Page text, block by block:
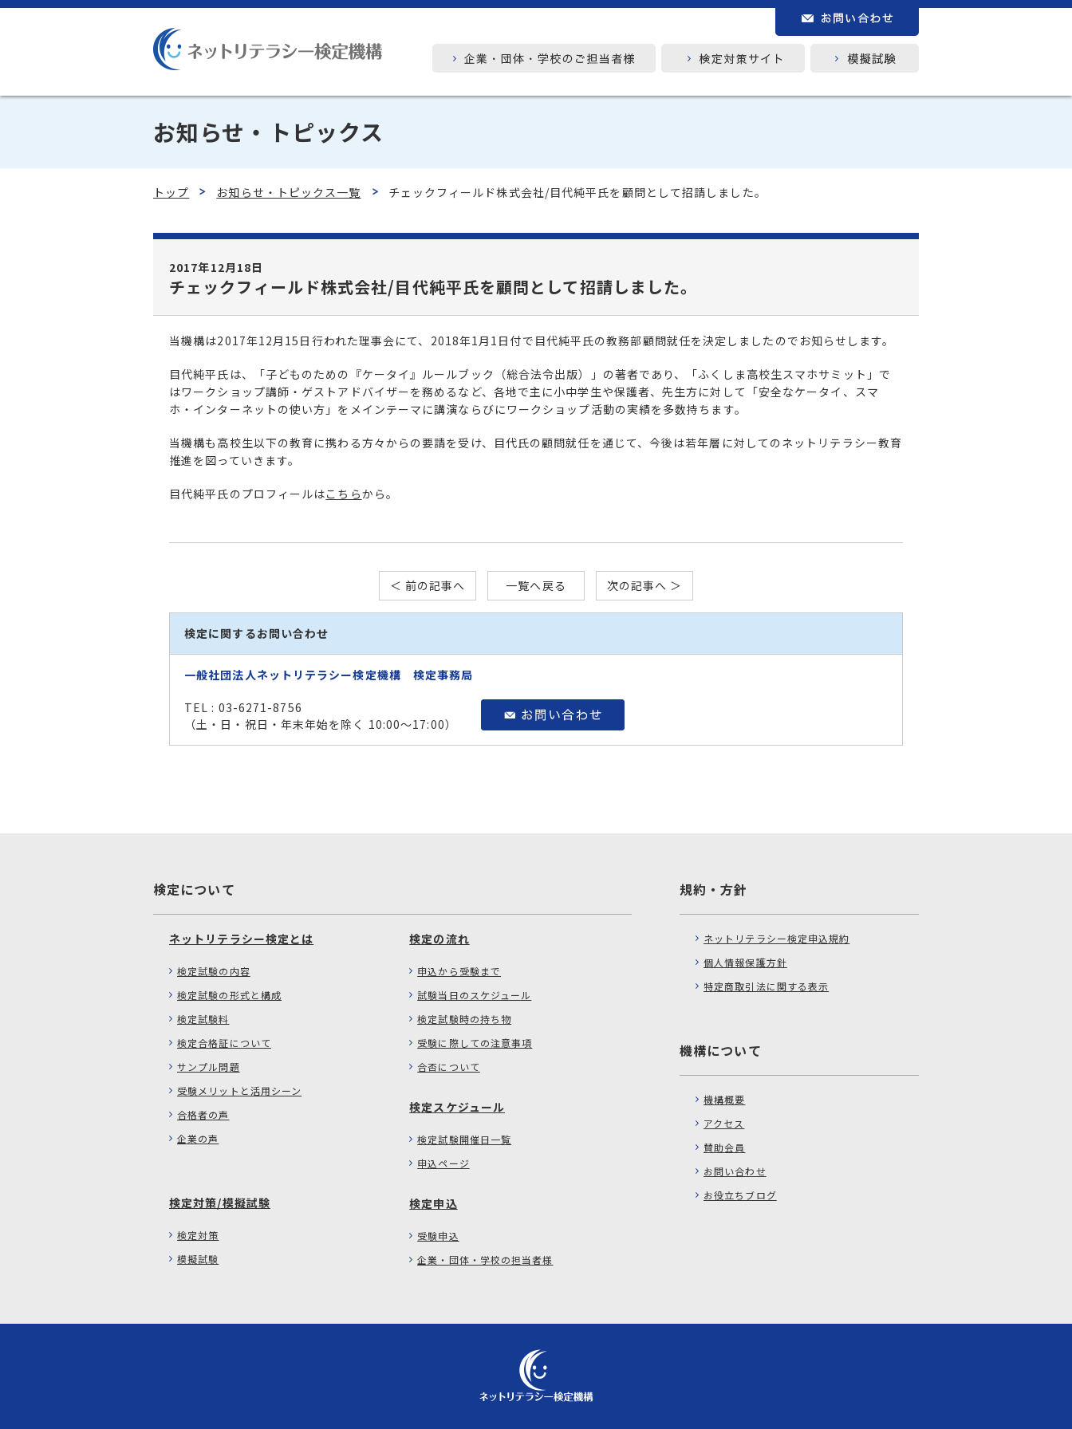
お知らせ・トピックス
トップ お知らせ・トピックス一覧 チェックフィールド株式会社/目代純平氏を顧問として招請しました。
2017年12月18日
チェックフィールド株式会社/目代純平氏を顧問として招請しました。
当機構は2017年12月15日行われた理事会にて、2018年1月1日付で目代純平氏の教務部顧問就任を決定しましたのでお知らせします。
目代純平氏は、「子どものための『ケータイ』ルールブック（総合法令出版）」の著者であり、「ふくしま高校生スマホサミット」で
はワークショップ講師・ゲストアドバイザーを務めるなど、各地で主に小中学生や保護者、先生方に対して「安全なケータイ、スマ
ホ・インターネットの使い方」をメインテーマに講演ならびにワークショップ活動の実績を多数持ちます。
当機構も高校生以下の教育に携わる方々からの要請を受け、目代氏の顧問就任を通じて、今後は若年層に対してのネットリテラシー教育
推進を図っていきます。
目代純平氏のプロフィールはこちらから。
＜ 前の記事へ 一覧へ戻る 次の記事へ ＞
検定に関するお問い合わせ
一般社団法人ネットリテラシー検定機構 検定事務局
TEL : 03-6271-8756
（土・日・祝日・年末年始を除く 10:00～17:00）
検定について
ネットリテラシー検定とは
検定試験の内容
検定試験の形式と構成
検定試験料
検定合格証について
サンプル問題
受験メリットと活用シーン
合格者の声
企業の声
検定対策/模擬試験
検定対策
模擬試験
検定の流れ
申込から受験まで
試験当日のスケジュール
検定試験時の持ち物
受験に際しての注意事項
合否について
検定スケジュール
検定試験開催日一覧
申込ページ
検定申込
受験申込
企業・団体・学校の担当者様
規約・方針
ネットリテラシー検定申込規約
個人情報保護方針
特定商取引法に関する表示
機構について
機構概要
アクセス
賛助会員
お問い合わせ
お役立ちブログ